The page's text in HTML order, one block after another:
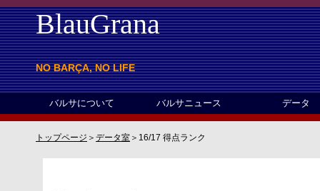
BlauGrana
NO BARÇA, NO LIFE
バルサについて バルサニュース データ
トップページ ＞ データ室 ＞16/17 得点ランク